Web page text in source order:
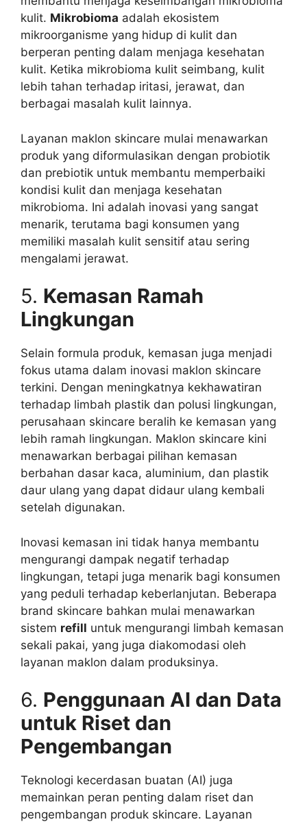
kulit. Mikrobioma adalah ekosistem
mikroorganisme yang hidup di kulit dan
berperan penting dalam menjaga kesehatan
kulit. Ketika mikrobioma kulit seimbang, kulit
lebih tahan terhadap iritasi, jerawat, dan
berbagai masalah kulit lainnya.
Layanan maklon skincare mulai menawarkan
produk yang diformulasikan dengan probiotik
dan prebiotik untuk membantu memperbaiki
kondisi kulit dan menjaga kesehatan
mikrobioma. Ini adalah inovasi yang sangat
menarik, terutama bagi konsumen yang
memiliki masalah kulit sensitif atau sering
mengalami jerawat.
5. Kemasan Ramah
Lingkungan
Selain formula produk, kemasan juga menjadi
fokus utama dalam inovasi maklon skincare
terkini. Dengan meningkatnya kekhawatiran
terhadap limbah plastik dan polusi lingkungan,
perusahaan skincare beralih ke kemasan yang
lebih ramah lingkungan. Maklon skincare kini
menawarkan berbagai pilihan kemasan
berbahan dasar kaca, aluminium, dan plastik
daur ulang yang dapat didaur ulang kembali
setelah digunakan.
Inovasi kemasan ini tidak hanya membantu
mengurangi dampak negatif terhadap
lingkungan, tetapi juga menarik bagi konsumen
yang peduli terhadap keberlanjutan. Beberapa
brand skincare bahkan mulai menawarkan
sistem refill untuk mengurangi limbah kemasan
sekali pakai, yang juga diakomodasi oleh
layanan maklon dalam produksinya.
6. Penggunaan AI dan Data
untuk Riset dan
Pengembangan
Teknologi kecerdasan buatan (AI) juga
memainkan peran penting dalam riset dan
pengembangan produk skincare. Layanan